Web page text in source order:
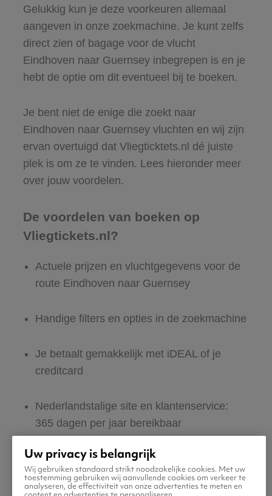
Gelukkig kun je deze voorkeuren allemaal
aangeven in onze zoekmachine. Je kunt zelfs
direct zien of bagage voor de vlucht
Eindhoven naar Guernsey inbegrepen is en je
hebt de optie om dit eventueel bij te boeken.
Je bent niet de enige die zoekt naar
Eindhoven naar Guernsey vluchten en wij zijn
ervan overtuigd dat Vliegticktets.nl dé juiste
plek is om ze te vinden. Lees hieronder meer
over jouw voordelen.
De voordelen van boeken op
Vliegtickets.nl?
Actuele prijzen en vluchtgegevens voor de
route Eindhoven naar Guernsey
Handige filters en opties in de zoekmachine
Je betaalt gemakkelijk met iDEAL of je
creditcard
Nederlandstalige site en klantenservice:
365 dagen per jaar bereikbaar
Zeker van veilig boeken en betalen
Boek ook direct een hotel of huurauto voor
Uw privacy is belangrijk
Wij gebruiken standaard strikt noodzakelijke cookies. Met uw
toestemming gebruiken wij aanvullende cookies om verkeer te
analyseren, de effectiviteit van onze advertenties te meten en